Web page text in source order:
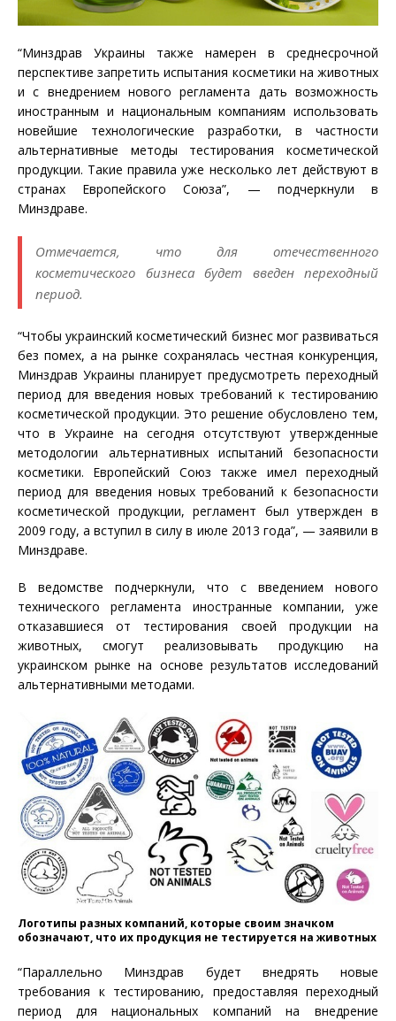
“Минздрав Украины также намерен в среднесрочной
перспективе запретить испытания косметики на животных
и с внедрением нового регламента дать возможность
иностранным и национальным компаниям использовать
новейшие технологические разработки, в частности
альтернативные методы тестирования косметической
продукции. Такие правила уже несколько лет действуют в
странах Европейского Союза”, — подчеркнули в
Минздраве.
Отмечается, что для отечественного
косметического бизнеса будет введен переходный
период.
“Чтобы украинский косметический бизнес мог развиваться
без помех, а на рынке сохранялась честная конкуренция,
Минздрав Украины планирует предусмотреть переходный
период для введения новых требований к тестированию
косметической продукции. Это решение обусловлено тем,
что в Украине на сегодня отсутствуют утвержденные
методологии альтернативных испытаний безопасности
косметики. Европейский Союз также имел переходный
период для введения новых требований к безопасности
косметической продукции, регламент был утвержден в
2009 году, а вступил в силу в июле 2013 года”, — заявили в
Минздраве.
В ведомстве подчеркнули, что с введением нового
технического регламента иностранные компании, уже
отказавшиеся от тестирования своей продукции на
животных, смогут реализовывать продукцию на
украинском рынке на основе результатов исследований
альтернативными методами.
Логотипы разных компаний, которые своим значком
обозначают, что их продукция не тестируется на животных
“Параллельно Минздрав будет внедрять новые
требования к тестированию, предоставляя переходный
период для национальных компаний на внедрение